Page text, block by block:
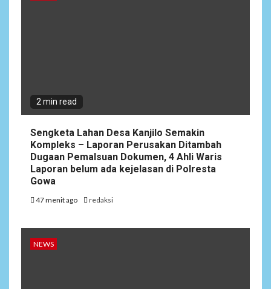
2 min read
Sengketa Lahan Desa Kanjilo Semakin
Kompleks – Laporan Perusakan Ditambah
Dugaan Pemalsuan Dokumen, 4 Ahli Waris
Laporan belum ada kejelasan di Polresta
Gowa
47 menit ago redaksi
NEWS